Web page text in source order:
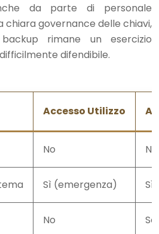
da parte di personale
chiara governance delle chiavi,
rimane un esercizio
difendibile.
Accesso Utilizzo
No No
Sì (emergenza) Sì
No